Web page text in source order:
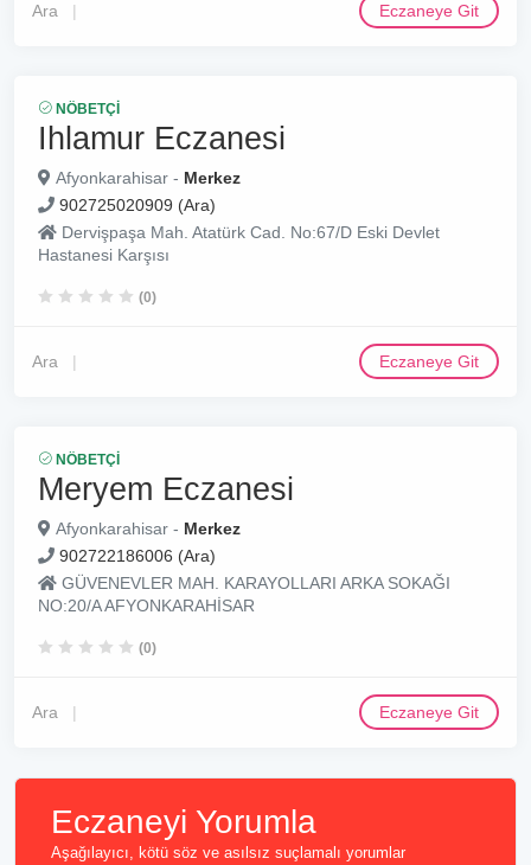
Ara Eczaneye Git
NÖBETÇI
Ihlamur Eczanesi
Afyonkarahisar - Merkez
902725020909 (Ara)
Dervişpaşa Mah. Atatürk Cad. No:67/D Eski Devlet
Hastanesi Karşısı
(0)
Ara Eczaneye Git
NÖBETÇI
Meryem Eczanesi
Afyonkarahisar - Merkez
902722186006 (Ara)
GÜVENEVLER MAH. KARAYOLLARI ARKA SOKAĞI
NO:20/A AFYONKARAHİSAR
(0)
Ara Eczaneye Git
Eczaneyi Yorumla
Aşağılayıcı, kötü söz ve asılsız suçlamalı yorumlar